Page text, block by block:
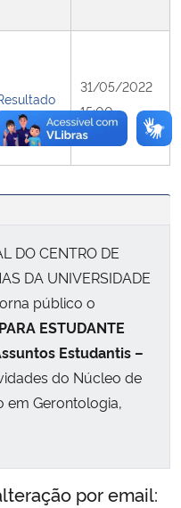
31/05/2022
15:00
DO CENTRO DE
DA UNIVERSIDADE
público o
ESTUDANTE
Estudantis –
do Núcleo de
em Gerontologia,
por email: